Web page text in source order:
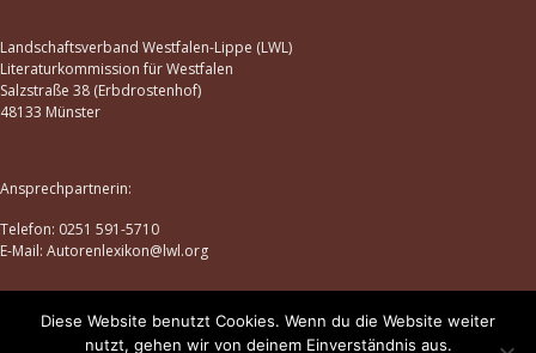
Landschaftsverband Westfalen-Lippe (LWL)
Literaturkommission für Westfalen
Salzstraße 38 (Erbdrostenhof)
48133 Münster
Ansprechpartnerin:
Telefon: 0251 591-5710
E-Mail: Autorenlexikon@lwl.org
Datenschutz |Impressum
Diese Website benutzt Cookies. Wenn du die Website weiter
nutzt, gehen wir von deinem Einverständnis aus.